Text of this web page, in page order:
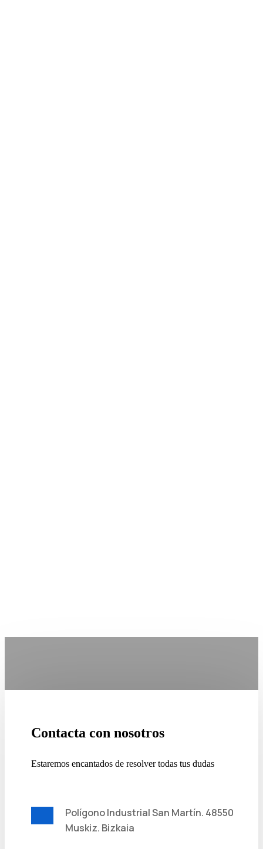
Contacta con nosotros
Estaremos encantados de resolver todas tus dudas
Polígono Industrial San Martín. 48550
Muskiz. Bizkaia